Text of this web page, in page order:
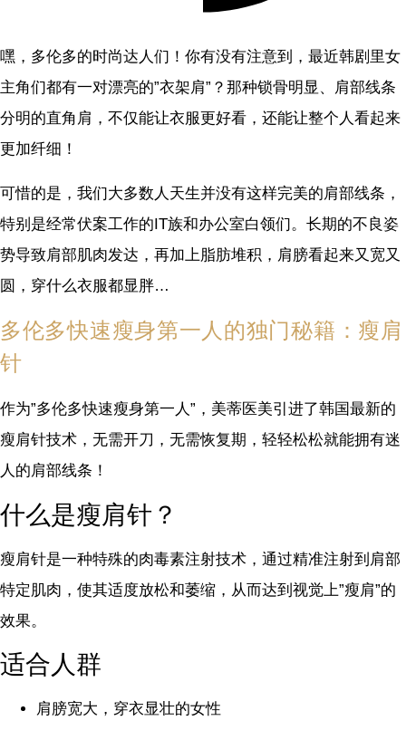
嘿，多伦多的时尚达人们！你有没有注意到，最近韩剧里女
主角们都有一对漂亮的”衣架肩”？那种锁骨明显、肩部线条
分明的直角肩，不仅能让衣服更好看，还能让整个人看起来
更加纤细！
可惜的是，我们大多数人天生并没有这样完美的肩部线条，
特别是经常伏案工作的IT族和办公室白领们。长期的不良姿
势导致肩部肌肉发达，再加上脂肪堆积，肩膀看起来又宽又
圆，穿什么衣服都显胖…
多伦多快速瘦身第一人的独门秘籍：瘦肩
针
作为”多伦多快速瘦身第一人”，美蒂医美引进了韩国最新的
瘦肩针技术，无需开刀，无需恢复期，轻轻松松就能拥有迷
人的肩部线条！
什么是瘦肩针？
瘦肩针是一种特殊的肉毒素注射技术，通过精准注射到肩部
特定肌肉，使其适度放松和萎缩，从而达到视觉上”瘦肩”的
效果。
适合人群
肩膀宽大，穿衣显壮的女性